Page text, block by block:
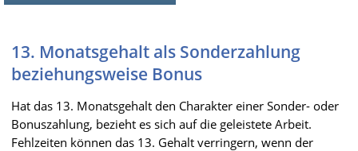
13. Monatsgehalt als Sonderzahlung
beziehungsweise Bonus
Hat das 13. Monatsgehalt den Charakter einer Sonder- oder
Bonuszahlung, bezieht es sich auf die geleistete Arbeit.
Fehlzeiten können das 13. Gehalt verringern, wenn der